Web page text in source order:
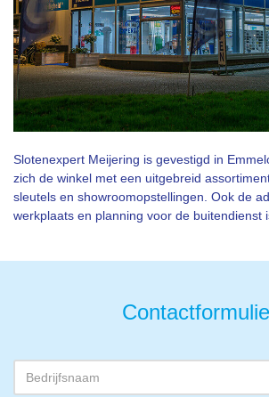
Slotenexpert Meijering is gevestigd in
zich de winkel met een uitgebreid
sleutels en showroomopstellingen. Ook de
werkplaats en planning voor de buitendienst